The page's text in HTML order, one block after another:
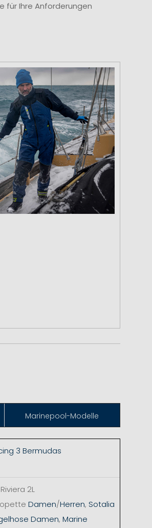
für Ihre Anforderungen
Marinepool-Modelle
3 Bermudas
2L
Damen/Herren, Sotalia
Damen, Marine